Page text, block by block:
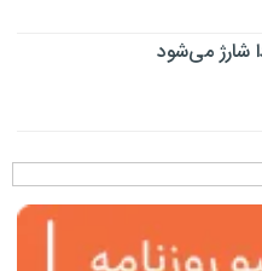
شارژ می‌شود